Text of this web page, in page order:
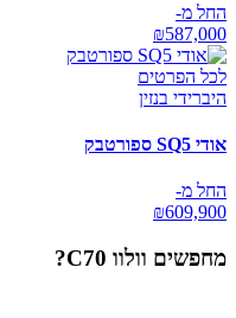
החל מ-
₪587,000
לכל הפרטים
היברידי בנזין
אודי SQ5 ספורטבק
החל מ-
₪609,900
מחפשים וולוו C70 ?